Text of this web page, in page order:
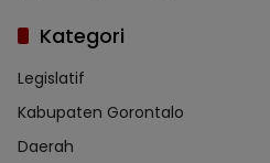
Kategori
Legislatif
Kabupaten Gorontalo
Daerah